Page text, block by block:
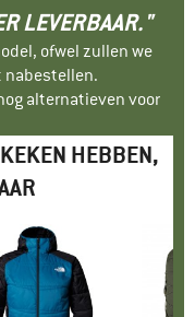
LEVERBAAR."
ofwel zullen we
nabestellen.
alternatieven voor
HEBBEN,